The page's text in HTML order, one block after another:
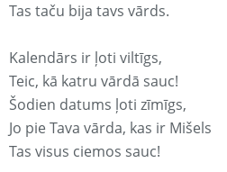
Tas taču bija tavs vārds.
Kalendārs ir ļoti viltīgs,
Teic, kā katru vārdā sauc!
Šodien datums ļoti zīmīgs,
Jo pie Tava vārda, kas ir Mišels
Tas visus ciemos sauc!